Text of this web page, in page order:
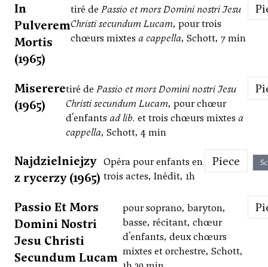
In
Pulverem
Mortis
(1965)
tiré de Passio et mors Domini nostri Jesu
Christi secundum Lucam, pour trois
chœurs mixtes a cappella, Schott, 7 min
Miserere
(1965)
tiré de Passio et mors Domini nostri Jesu
Christi secundum Lucam, pour chœur
d'enfants ad lib. et trois chœurs mixtes a
cappella, Schott, 4 min
Najdzielniejzy
z rycerzy (1965)
Opéra pour enfants en
trois actes, Inédit, 1h
Piece
Passio Et Mors
Domini Nostri
Jesu Christi
Secundum Lucam
pour soprano, baryton,
basse, récitant, chœur
d'enfants, deux chœurs
mixtes et orchestre, Schott,